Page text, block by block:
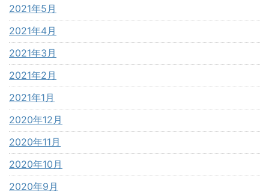
2021年5月
2021年4月
2021年3月
2021年2月
2021年1月
2020年12月
2020年11月
2020年10月
2020年9月